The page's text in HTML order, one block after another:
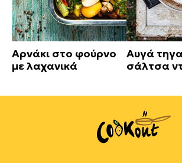
Αρνάκι στο φούρνο
με λαχανικά
Αυγά
σάλτσα